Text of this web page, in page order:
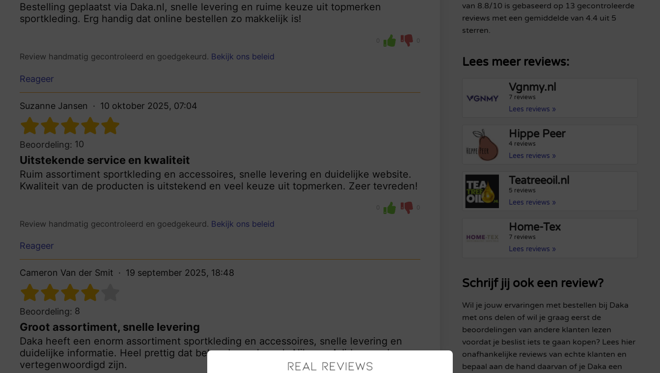
Bestelling geplaatst via Daka.nl, snelle levering en ruime keuze uit topmerken
sportkleding. Erg handig dat online bestellen zo makkelijk is!
0 0
Review handmatig gecontroleerd en goedgekeurd. Bekijk ons beleid
Reageer
Suzanne Jansen 10 oktober 2025, 07:04
Beoordeling: 10
Uitstekende service en kwaliteit
Ruim assortiment sportkleding en accessoires, snelle levering en duidelijke website.
Kwaliteit van de producten is uitstekend en veel keuze uit topmerken. Zeer tevreden!
0 0
Review handmatig gecontroleerd en goedgekeurd. Bekijk ons beleid
Reageer
Cameron Van der Smit 19 september 2025, 18:48
Beoordeling: 8
Groot assortiment, snelle levering
Daka heeft een enorm assortiment sportkleding en accessoires, snelle levering en
duidelijke informatie. Heel prettig dat bekende merken als Nike en Adidas goed
vertegenwoordigd zijn.
van 8.8/10 is gebaseerd op 13 gecontroleerde
reviews met een gemiddelde van 4.4 uit 5
sterren.
Lees meer reviews:
Vgnmy.nl
7 reviews
Lees reviews »
Hippe Peer
4 reviews
Lees reviews »
Teatreeoil.nl
5 reviews
Lees reviews »
Home-Tex
7 reviews
Lees reviews »
Schrijf jij ook een review?
Wil je jouw ervaringen met bestellen bij Daka
met ons delen of wil je graag eerst de
beoordelingen van andere klanten lezen
voordat je beslist iets te gaan kopen? Lees hier
onafhankelijke reviews van echte klanten en
bepaal aan de hand daarvan of je Daka een